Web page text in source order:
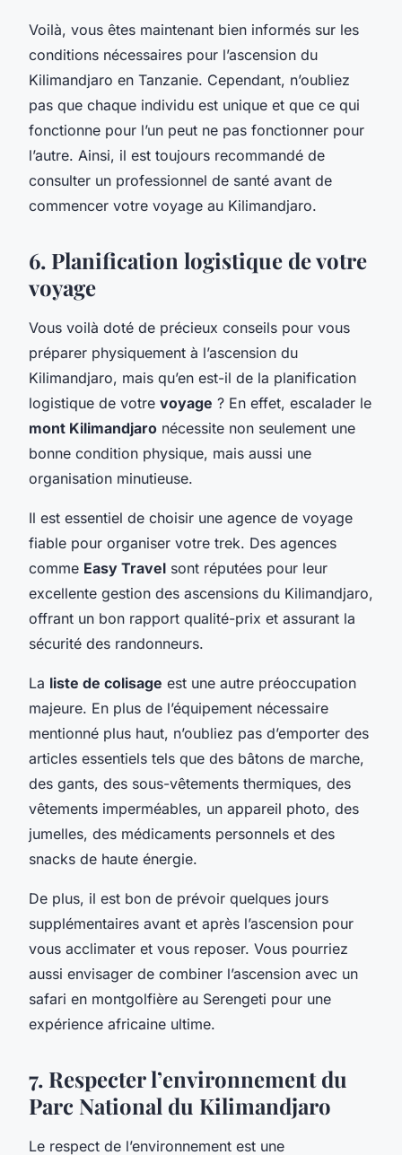
Voilà, vous êtes maintenant bien informés sur les
conditions nécessaires pour l’ascension du
Kilimandjaro en Tanzanie. Cependant, n’oubliez
pas que chaque individu est unique et que ce qui
fonctionne pour l’un peut ne pas fonctionner pour
l’autre. Ainsi, il est toujours recommandé de
consulter un professionnel de santé avant de
commencer votre voyage au Kilimandjaro.
6. Planification logistique de votre
voyage
Vous voilà doté de précieux conseils pour vous
préparer physiquement à l’ascension du
Kilimandjaro, mais qu’en est-il de la planification
logistique de votre voyage ? En effet, escalader le
mont Kilimandjaro nécessite non seulement une
bonne condition physique, mais aussi une
organisation minutieuse.
Il est essentiel de choisir une agence de voyage
fiable pour organiser votre trek. Des agences
comme Easy Travel sont réputées pour leur
excellente gestion des ascensions du Kilimandjaro,
offrant un bon rapport qualité-prix et assurant la
sécurité des randonneurs.
La liste de colisage est une autre préoccupation
majeure. En plus de l’équipement nécessaire
mentionné plus haut, n’oubliez pas d’emporter des
articles essentiels tels que des bâtons de marche,
des gants, des sous-vêtements thermiques, des
vêtements imperméables, un appareil photo, des
jumelles, des médicaments personnels et des
snacks de haute énergie.
De plus, il est bon de prévoir quelques jours
supplémentaires avant et après l’ascension pour
vous acclimater et vous reposer. Vous pourriez
aussi envisager de combiner l’ascension avec un
safari en montgolfière au Serengeti pour une
expérience africaine ultime.
7. Respecter l’environnement du
Parc National du Kilimandjaro
Le respect de l’environnement est une